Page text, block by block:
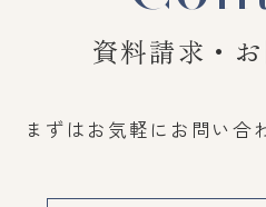
資料請求・
まずはお気軽にお問い合